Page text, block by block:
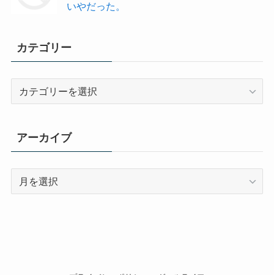
いやだった。
カテゴリー
リ
ー
アーカイブ